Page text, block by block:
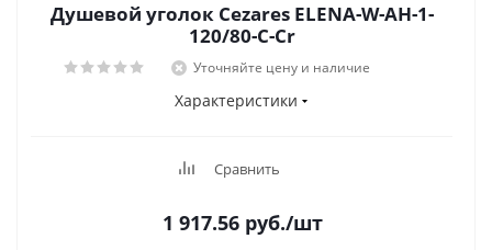
Душевой уголок Cezares ELENA-W-AH-1-
120/80-C-Cr
Уточняйте цену и наличие
Характеристики
Сравнить
1 917.56руб./шт